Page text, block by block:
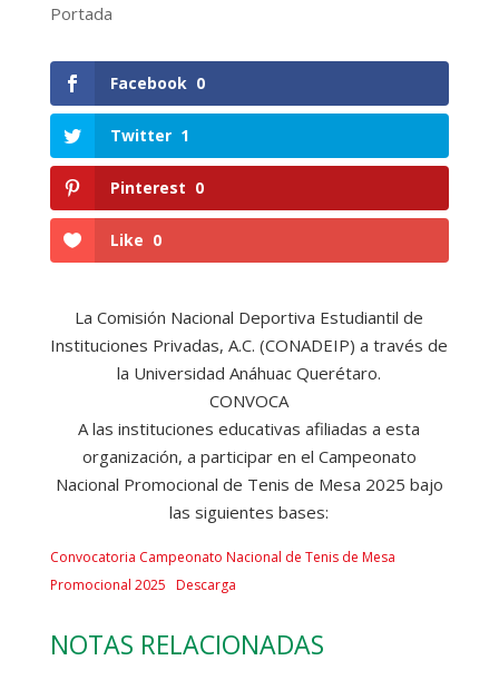
Portada
Facebook 0
Twitter 1
Pinterest 0
Like 0
La Comisión Nacional Deportiva Estudiantil de
Instituciones Privadas, A.C. (CONADEIP) a través de
la Universidad Anáhuac Querétaro.
CONVOCA
A las instituciones educativas afiliadas a esta
organización, a participar en el Campeonato
Nacional Promocional de Tenis de Mesa 2025 bajo
las siguientes bases:
Convocatoria Campeonato Nacional de Tenis de Mesa
Promocional 2025 Descarga
NOTAS RELACIONADAS